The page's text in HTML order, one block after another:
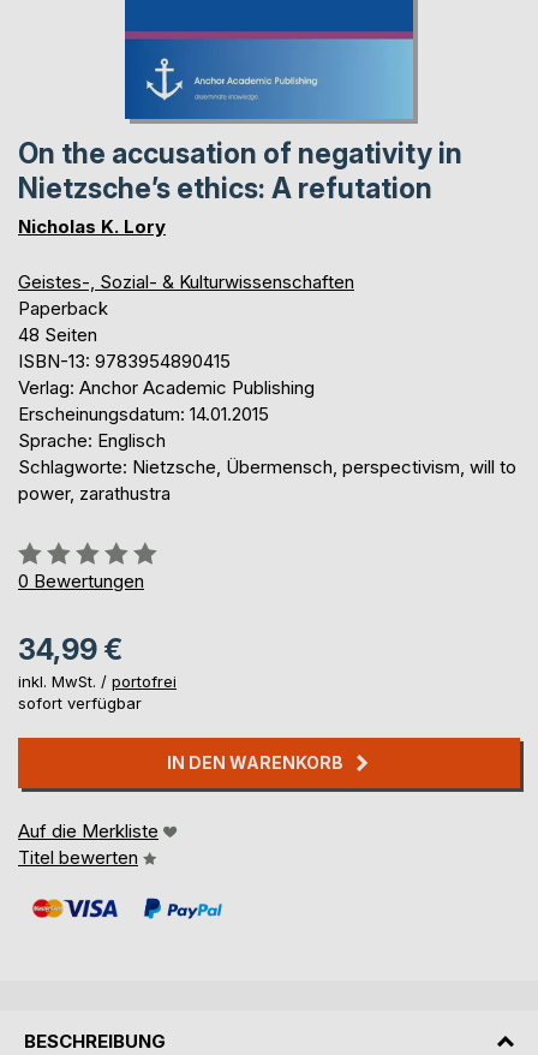
On the accusation of negativity in
Nietzsche’s ethics: A refutation
Nicholas K. Lory
Geistes-, Sozial- & Kulturwissenschaften
Paperback
48 Seiten
ISBN-13: 9783954890415
Verlag: Anchor Academic Publishing
Erscheinungsdatum: 14.01.2015
Sprache: Englisch
Schlagworte: Nietzsche, Übermensch, perspectivism, will to
power, zarathustra
Bewertung::
0%
0 Bewertungen
34,99 €
inkl. MwSt. / portofrei
sofort verfügbar
IN DEN WARENKORB
Auf die Merkliste
Titel bewerten
BESCHREIBUNG